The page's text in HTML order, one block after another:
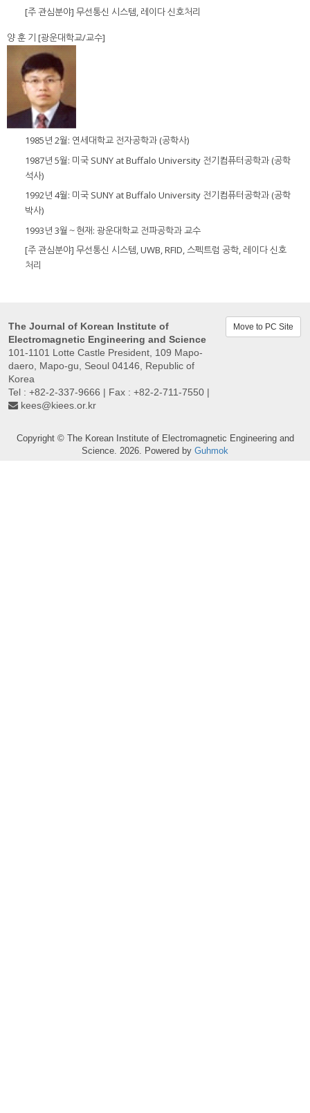
[주 관심분야] 무선통신 시스템, 레이다 신호처리
양 훈 기 [광운대학교/교수]
1985년 2월: 연세대학교 전자공학과 (공학사)
1987년 5월: 미국 SUNY at Buffalo University 전기컴퓨터공학과 (공학
석사)
1992년 4월: 미국 SUNY at Buffalo University 전기컴퓨터공학과 (공학
박사)
1993년 3월～현재: 광운대학교 전파공학과 교수
[주 관심분야] 무선통신 시스템, UWB, RFID, 스펙트럼 공학, 레이다 신호
처리
The Journal of Korean Institute of
Electromagnetic Engineering and Science
101-1101 Lotte Castle President, 109 Mapo-
daero, Mapo-gu, Seoul 04146, Republic of
Korea
Tel : +82-2-337-9666 | Fax : +82-2-711-7550 |
kees@kiees.or.kr
Move to PC Site
Copyright © The Korean Institute of Electromagnetic Engineering and
Science. 2026. Powered by Guhmok